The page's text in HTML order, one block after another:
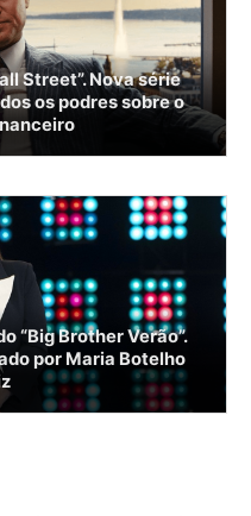
Street”. Nova série
os podres sobre o
“Big Brother Verão”.
por Maria Botelho